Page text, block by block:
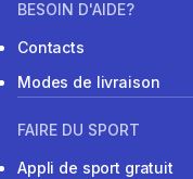
BESOIN D'AIDE?
Contacts
Modes de livraison
FAIRE DU SPORT
Appli de sport gratuit